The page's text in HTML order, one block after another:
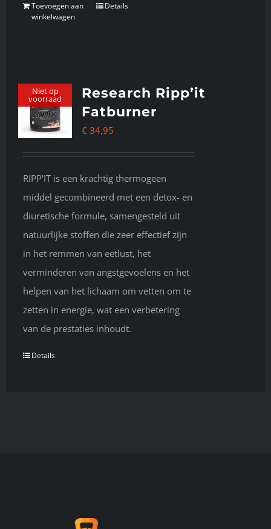
Toevoegen aan
winkelwagen
Details
Niet op
voorraad
Research Ripp’it
Fatburner
€34,95
RIPP'IT is een krachtig thermogeen
middel gecombineerd met een detox- en
diuretische formule, samengesteld uit
natuurlijke stoffen die zeer effectief zijn
in het remmen van eetlust, het
verminderen van angstgevoelens en het
helpen van het lichaam om vetten om te
zetten in energie, wat een verbetering
van de prestaties inhoudt.
Details